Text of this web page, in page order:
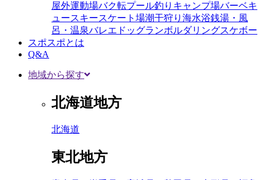
屋外運動場バク転プール釣り キャンプ場バーベキ
ュースキースケート場潮干狩り 海水浴銭湯・風
呂・温泉バレエ ドッグランボルダリングスケボー
スポスポとは
Q&A
地域から探す
北海道地方
北海道
東北地方